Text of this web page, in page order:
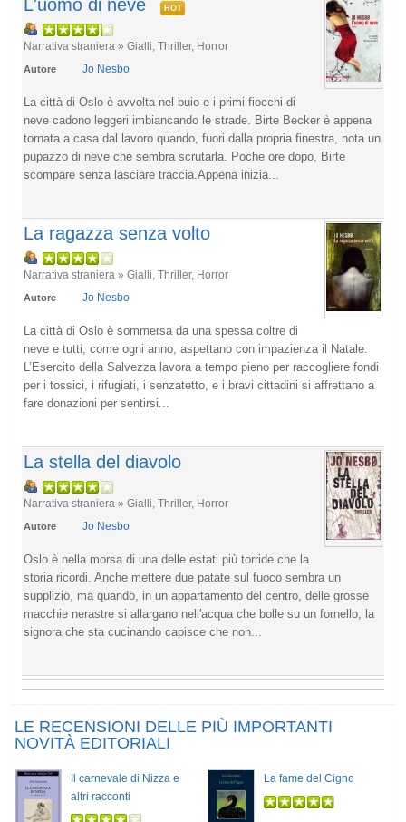
L'uomo di neve HOT
Narrativa straniera » Gialli, Thriller, Horror
Autore Jo Nesbo
La città di Oslo è avvolta nel buio e i primi fiocchi di
neve cadono leggeri imbiancando le strade. Birte Becker è appena
tornata a casa dal lavoro quando, fuori dalla propria finestra, nota un
pupazzo di neve che sembra scrutarla. Poche ore dopo, Birte
scompare senza lasciare traccia.Appena inizia...
La ragazza senza volto
Narrativa straniera » Gialli, Thriller, Horror
Autore Jo Nesbo
La città di Oslo è sommersa da una spessa coltre di
neve e tutti, come ogni anno, aspettano con impazienza il Natale.
L’Esercito della Salvezza lavora a tempo pieno per raccogliere fondi
per i tossici, i rifugiati, i senzatetto, e i bravi cittadini si affrettano a
fare donazioni per sentirsi...
La stella del diavolo
Narrativa straniera » Gialli, Thriller, Horror
Autore Jo Nesbo
Oslo è nella morsa di una delle estati più torride che la
storia ricordi. Anche mettere due patate sul fuoco sembra un
supplizio, ma quando, in un appartamento del centro, delle grosse
macchie nerastre si allargano nell'acqua che bolle su un fornello, la
signora che sta cucinando capisce che non...
LE RECENSIONI DELLE PIÙ IMPORTANTI
NOVITÀ EDITORIALI
Il carnevale di Nizza e
altri racconti
La fame del Cigno